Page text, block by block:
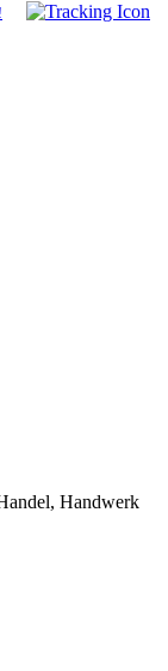
Handwerk